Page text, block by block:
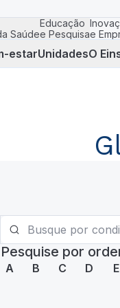
Saúde
Educação
e Pesquisae
estarUnidadesO
Pesquise por
A B C D E